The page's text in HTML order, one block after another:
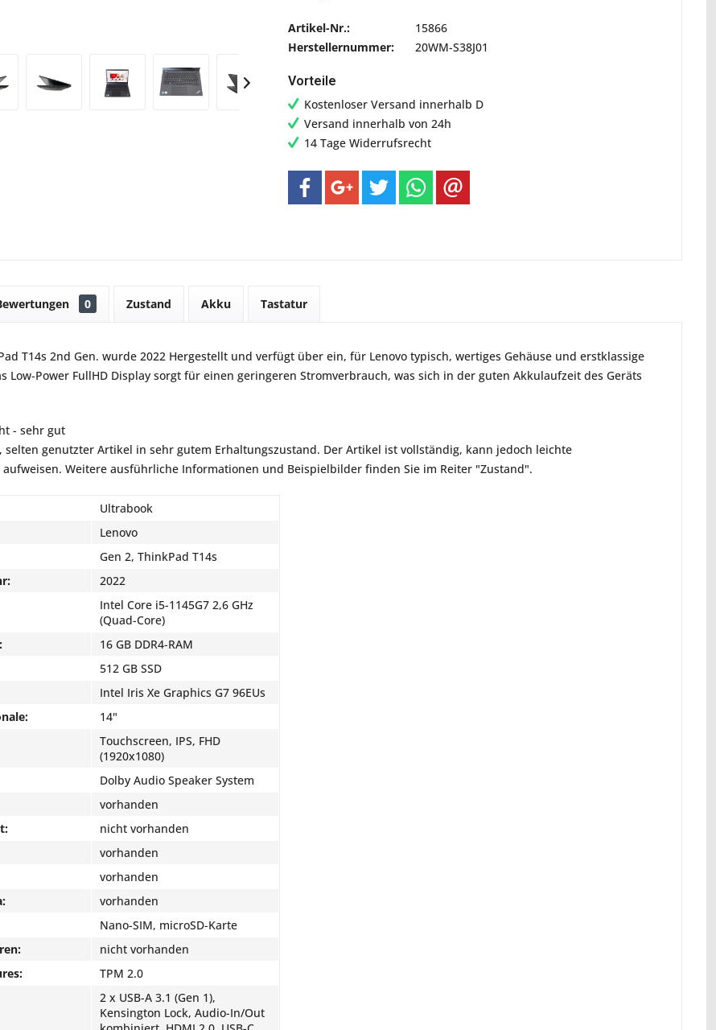
Artikel-Nr.:
15866
Herstellernummer:
20WM-S38J01
Vorteile
Kostenloser Versand innerhalb D
Versand innerhalb von 24h
14 Tage Widerrufsrecht
0 Zustand Akku Tastatur
T14s 2nd Gen. wurde 2022 Hergestellt und verfügt über ein, für Lenovo typisch, wertiges Gehäuse und erstklassige
Low-Power FullHD Display sorgt für einen geringeren Stromverbrauch, was sich in der guten Akkulaufzeit des Geräts
- sehr gut
selten genutzter Artikel in sehr gutem Erhaltungszustand. Der Artikel ist vollständig, kann jedoch leichte
Weitere ausführliche Informationen und Beispielbilder finden Sie im Reiter "Zustand".
Ultrabook
Lenovo
Gen 2, ThinkPad T14s
2022
Intel Core i5-1145G7 2,6 GHz
(Quad-Core)
16 GB DDR4-RAM
512 GB SSD
Intel Iris Xe Graphics G7 96EUs
14"
Touchscreen, IPS, FHD
(1920x1080)
Dolby Audio Speaker System
vorhanden
nicht vorhanden
vorhanden
vorhanden
vorhanden
Nano-SIM, microSD-Karte
nicht vorhanden
TPM 2.0
2 x USB-A 3.1 (Gen 1),
Kensington Lock, Audio-In/Out